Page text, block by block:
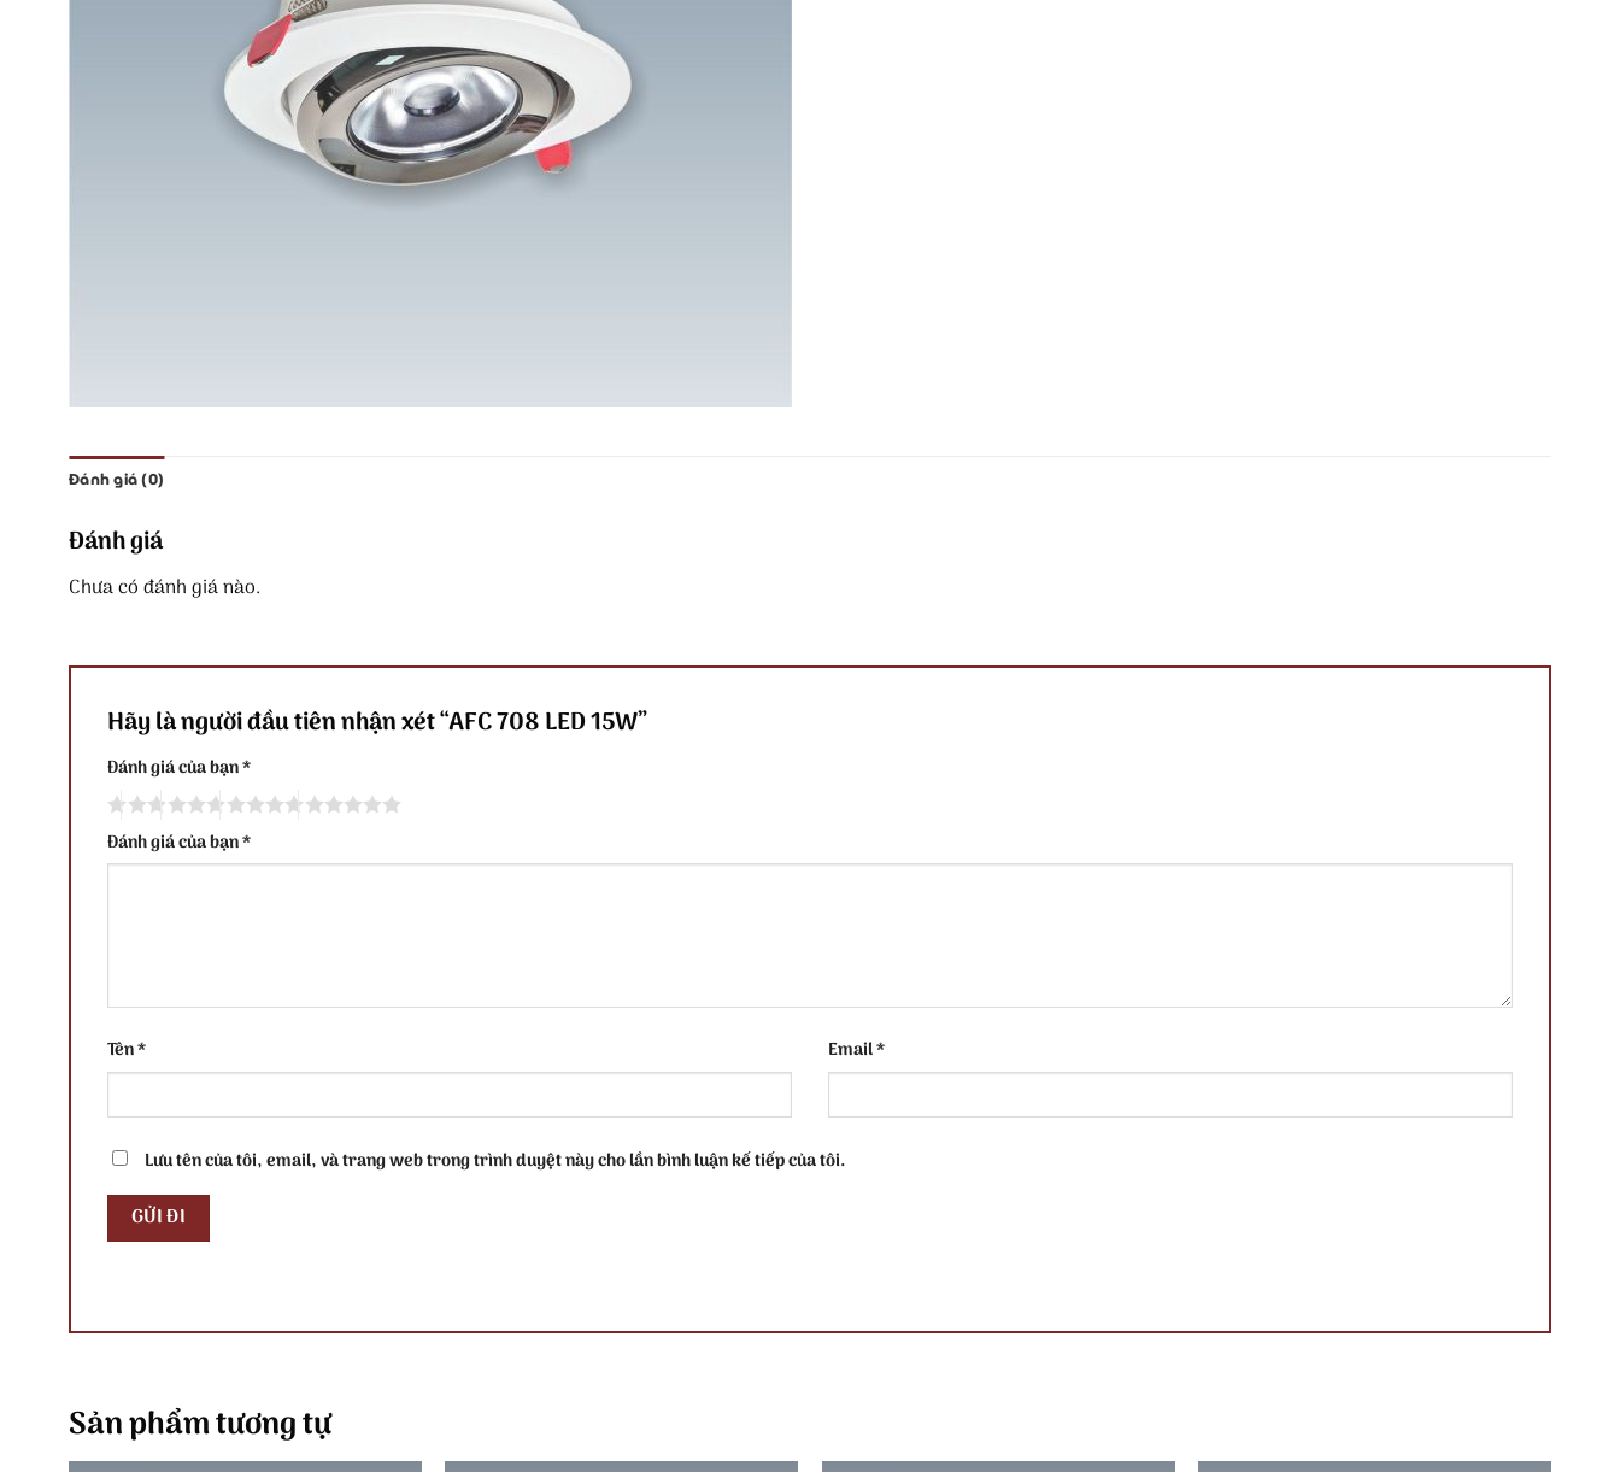
Đánh giá (0)
Đánh giá
Chưa có đánh giá nào.
Hãy là người đầu tiên nhận xét “AFC 708 LED 15W”
Đánh giá của bạn*
Đánh giá của bạn*
Tên* Email*
Lưu tên của tôi, email, và trang web trong trình duyệt này cho lần bình luận kế tiếp của tôi.
Sản phẩm tương tự